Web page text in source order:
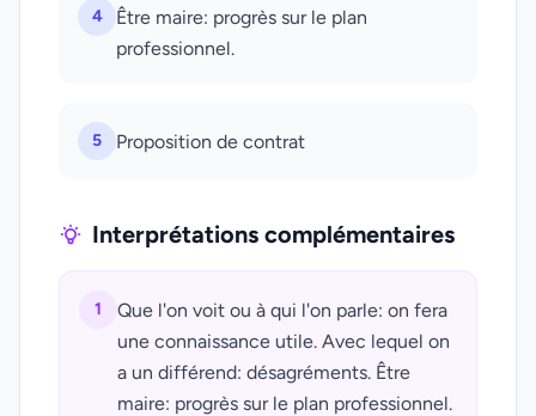
4
Être maire: progrès sur le plan
professionnel.
5 Proposition de contrat
Interprétations complémentaires
1
Que l'on voit ou à qui l'on parle: on fera
une connaissance utile. Avec lequel on
a un différend: désagréments. Être
maire: progrès sur le plan professionnel.